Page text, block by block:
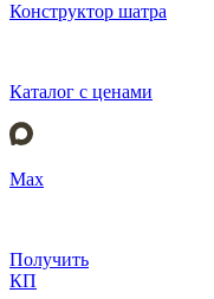
Конструктор шатра
Каталог с ценами
Max
Получить
КП